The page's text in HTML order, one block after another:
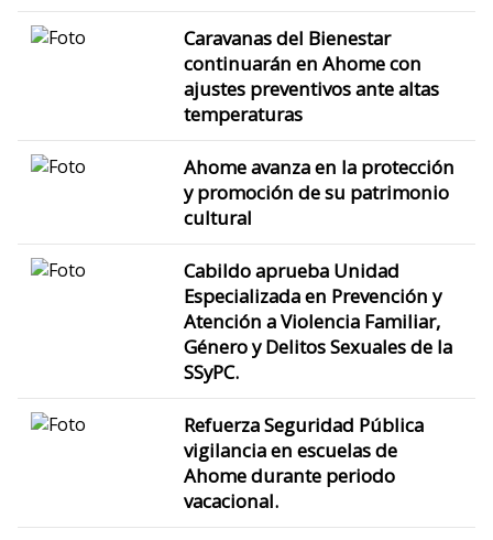
Caravanas del Bienestar
continuarán en Ahome con
ajustes preventivos ante altas
temperaturas
Ahome avanza en la protección
y promoción de su patrimonio
cultural
Cabildo aprueba Unidad
Especializada en Prevención y
Atención a Violencia Familiar,
Género y Delitos Sexuales de la
SSyPC.
Refuerza Seguridad Pública
vigilancia en escuelas de
Ahome durante periodo
vacacional.